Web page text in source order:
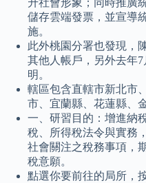
儲存雲端發票，並宣導
施。
此外桃園分署也發現，
其他人帳戶，另外去年
明。
轄區包含直轄市新北市
市、宜蘭縣、花蓮縣、
一、研習目的：增進納
稅、所得稅法令與實務
社會關注之稅務事項，
稅意願。
點選你要前往的局所，